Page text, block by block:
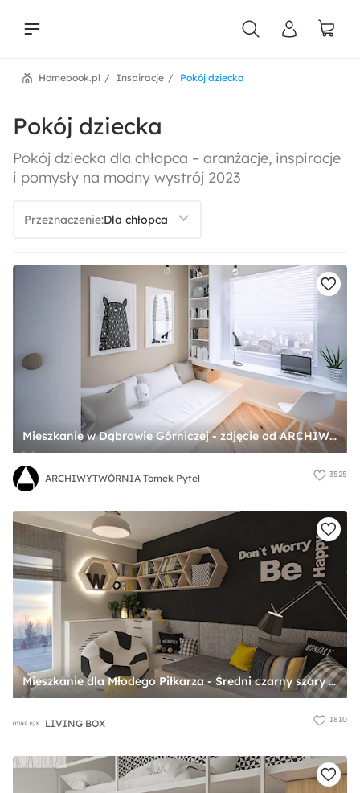
Pokój dziecka
Inspiracje
Homebook.pl
Pokój dziecka
Pokój dziecka dla chłopca – aranżacje, inspiracje
i pomysły na modny wystrój 2023
Przeznaczenie:
Mieszkanie w Dąbrowie Górniczej - zdjęcie od ARCHIWYTWÓRNIA Tomek Pytel
ARCHIWYTWÓRNIA Tomek Pytel 3525
Mieszkanie dla Młodego Piłkarza - Średni czarny szary pokój dziecka dla dziecka dla nastolatka dla chłopca, styl nowoczesny - zdjęcie od LIVING BOX
LIVING BOX 1810